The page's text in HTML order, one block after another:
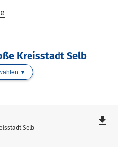
Kreisstadt Selb
Selb
file_download